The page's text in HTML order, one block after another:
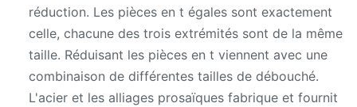
réduction. Les pièces en t égales sont exactement
celle, chacune des trois extrémités sont de la même
taille. Réduisant les pièces en t viennent avec une
combinaison de différentes tailles de débouché.
L'acier et les alliages prosaïques fabrique et fournit